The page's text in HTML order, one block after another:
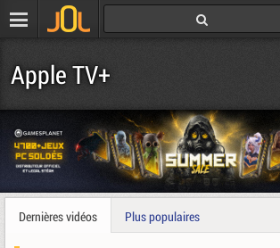
Apple TV+
Dernières vidéos Plus populaires